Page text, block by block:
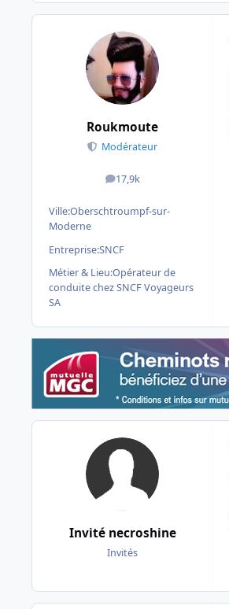
Roukmoute
Modérateur
17,9k
messages
Ville:Oberschtroumpf-sur-
Moderne
Entreprise:SNCF
Métier & Lieu:Opérateur de
conduite chez SNCF Voyageurs
SA
Invité necroshine
Invités